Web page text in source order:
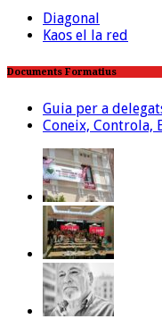
Diagonal
Kaos el la red
Documents Formatius
Guia per a
Coneix, Controla,